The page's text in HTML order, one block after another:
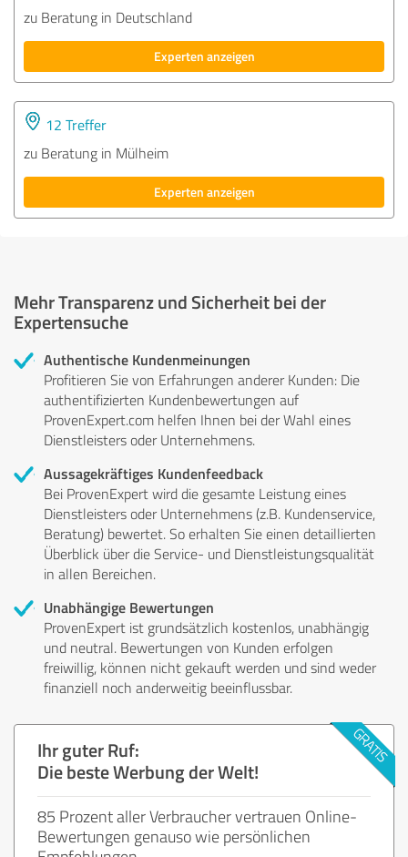
zu Beratung in Deutschland
Experten anzeigen
12 Treffer
zu Beratung in Mülheim
Experten anzeigen
Mehr Transparenz und Sicherheit bei der
Expertensuche
Authentische Kundenmeinungen
Profitieren Sie von Erfahrungen anderer Kunden: Die
authentifizierten Kundenbewertungen auf
ProvenExpert.com helfen Ihnen bei der Wahl eines
Dienstleisters oder Unternehmens.
Aussagekräftiges Kundenfeedback
Bei ProvenExpert wird die gesamte Leistung eines
Dienstleisters oder Unternehmens (z.B. Kundenservice,
Beratung) bewertet. So erhalten Sie einen detaillierten
Überblick über die Service- und Dienstleistungsqualität
in allen Bereichen.
Unabhängige Bewertungen
ProvenExpert ist grundsätzlich kostenlos, unabhängig
und neutral. Bewertungen von Kunden erfolgen
freiwillig, können nicht gekauft werden und sind weder
finanziell noch anderweitig beeinflussbar.
Ihr guter Ruf:
Die beste Werbung der Welt!
85 Prozent aller Verbraucher vertrauen Online-
Bewertungen genauso wie persönlichen